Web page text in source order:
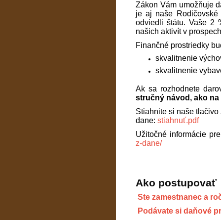
Zákon Vám umožňuje
je aj naše
odviedli štátu. Vaše 2
našich aktivít v
Finančné prostriedky
skvalitnenie
skvalitnenie
Ak sa rozhodnete
stručný návod, ako na
Stiahnite si naše
dane: stiahnuť.pdf
Užitočné informácie
z-dane/
Ako postupovať
Ste zamestnanec a
Podávate si daňové